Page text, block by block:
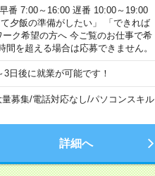
番 7:00～16:00 遅番 10:00～19:00
夕飯の準備がしたい」 「できれば
ク希望の方へ 今ご覧のお仕事で希
を超える場合は応募できません。
日後に就業が可能です！
募集/電話対応なし/パソコンスキル
詳細へ